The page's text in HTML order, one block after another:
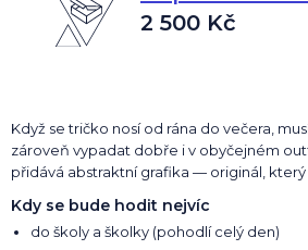
2 500 Kč
Když se tričko nosí od rána do večera,
zároveň vypadat dobře i v obyčejném
přidává abstraktní grafika — originál, který
Kdy se bude hodit nejvíc
do školy a školky (pohodlí celý den)